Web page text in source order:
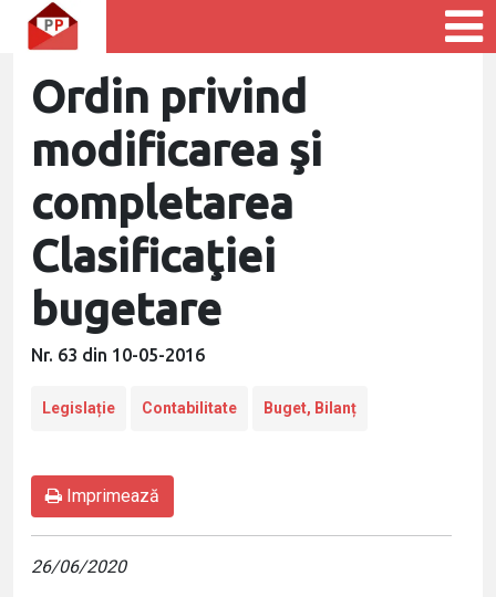
Ordin privind
modificarea şi
completarea
Clasificaţiei
bugetare
Nr. 63 din 10-05-2016
Legislație Contabilitate Buget, Bilanț
Imprimează
26/06/2020